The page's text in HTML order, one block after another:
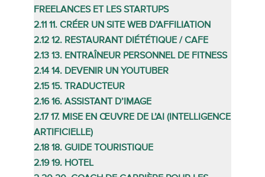
FREELANCES ET LES STARTUPS
2.11 11. CRÉER UN SITE WEB D’AFFILIATION
2.12 12. RESTAURANT DIÉTÉTIQUE / CAFE
2.13 13. ENTRAÎNEUR PERSONNEL DE FITNESS
2.14 14. DEVENIR UN YOUTUBER
2.15 15. TRADUCTEUR
2.16 16. ASSISTANT D’IMAGE
2.17 17. MISE EN ŒUVRE DE L’AI (INTELLIGENCE
ARTIFICIELLE)
2.18 18. GUIDE TOURISTIQUE
2.19 19. HOTEL